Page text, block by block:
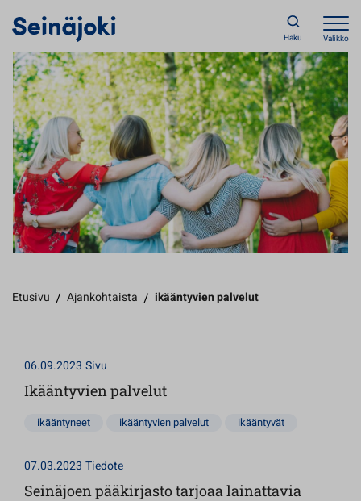
Haku Valikko
Etusivu / Ajankohtaista / ikääntyvien palvelut
06.09.2023 Sivu
Ikääntyvien palvelut
ikääntyneet ikääntyvien palvelut ikääntyvät
07.03.2023 Tiedote
Seinäjoen pääkirjasto tarjoaa lainattavia